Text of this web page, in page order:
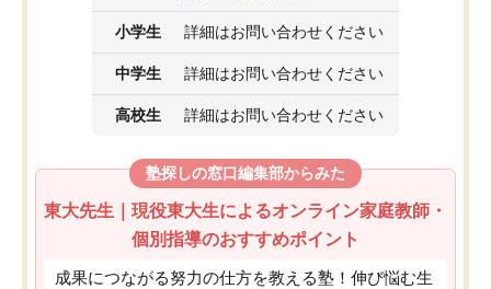
小学生 詳細はお問い合わせください
中学生 詳細はお問い合わせください
高校生 詳細はお問い合わせください
塾探しの窓口編集部からみた
東大先生｜現役東大生によるオンライン家庭教師・
個別指導のおすすめポイント
成果につながる努力の仕方を教える塾！伸び悩む生